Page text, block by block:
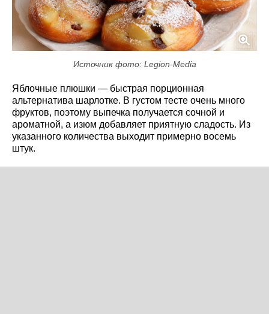
Источник фото: Legion-Media
Яблочные плюшки — быстрая порционная
альтернатива шарлотке. В густом тесте очень много
фруктов, поэтому выпечка получается сочной и
ароматной, а изюм добавляет приятную сладость. Из
указанного количества выходит примерно восемь
штук.